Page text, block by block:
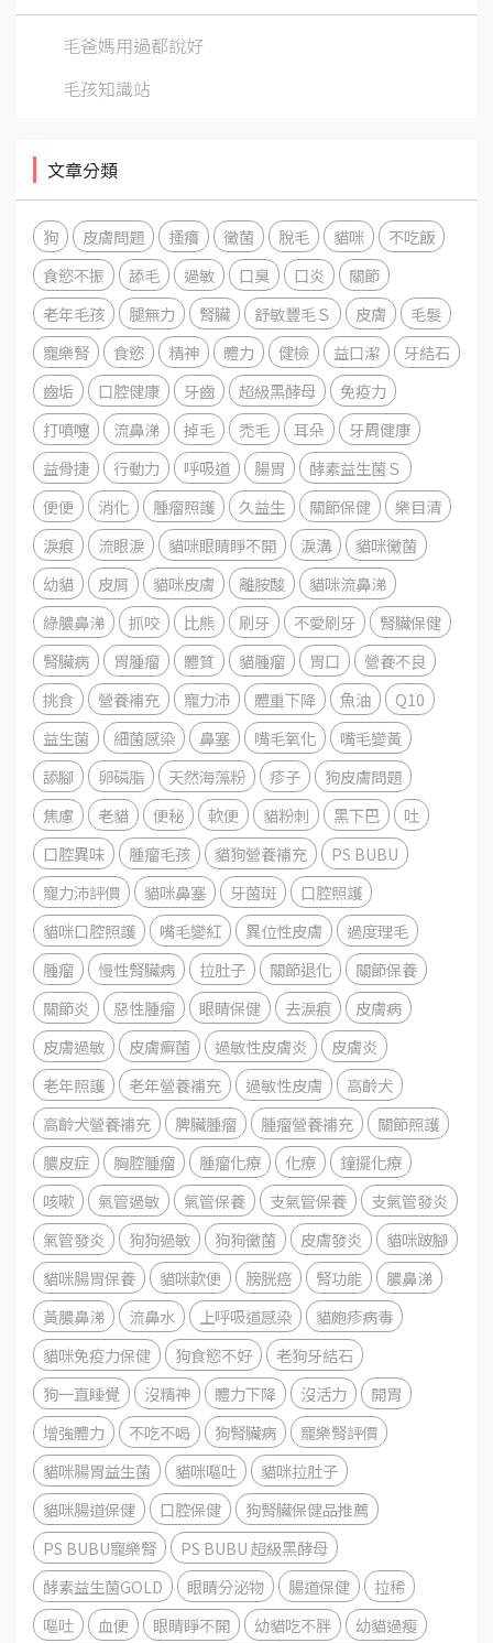
毛爸媽用過都說好
毛孩知識站
文章分類
狗 皮膚問題 搔癢 黴菌 脫毛 貓咪
不吃飯
食慾不振
舔毛 過敏 口臭 口炎
關節
老年毛孩
腿無力 腎臟 舒敏豐毛Ｓ 皮膚
毛髮
寵樂腎
食慾 精神 體力 健檢 益口潔
牙結石
齒垢
口腔健康 牙齒 超級黑酵母
免疫力
打噴嚏
流鼻涕 掉毛 禿毛 耳朵
牙周健康
益骨捷
行動力 呼吸道 腸胃
酵素益生菌Ｓ
便便
消化 腫瘤照護 久益生 關節保健
樂目清
淚痕
流眼淚 貓咪眼睛睜不開 淚溝
貓咪黴菌
幼貓
皮屑 貓咪皮膚 離胺酸
貓咪流鼻涕
綠膿鼻涕
抓咬 比熊 刷牙 不愛刷牙
腎臟保健
腎臟病
胃腫瘤 體質 貓腫瘤 胃口
營養不良
挑食
營養補充 寵力沛 體重下降 魚油
Q10
益生菌
細菌感染 鼻塞 嘴毛氧化
嘴毛變黃
舔腳
卵磷脂 天然海藻粉 疹子
狗皮膚問題
焦慮
老貓 便秘 軟便 貓粉刺 黑下巴
吐
口腔異味
腫瘤毛孩 貓狗營養補充
PS BUBU
寵力沛評價
貓咪鼻塞 牙菌斑
口腔照護
貓咪口腔照護
嘴毛變紅 異位性皮膚
過度理毛
腫瘤
慢性腎臟病 拉肚子 關節退化
關節保養
關節炎
惡性腫瘤 眼睛保健 去淚痕
皮膚病
皮膚過敏
皮膚癬菌 過敏性皮膚炎
皮膚炎
老年照護
老年營養補充 過敏性皮膚
高齡犬
高齡犬營養補充
脾臟腫瘤 腫瘤營養補充
關節照護
膿皮症
胸腔腫瘤 腫瘤化療 化療
鐘擺化療
咳嗽
氣管過敏 氣管保養 支氣管保養
支氣管發炎
氣管發炎
狗狗過敏 狗狗黴菌 皮膚發炎
貓咪跛腳
貓咪腸胃保養
貓咪軟便 膀胱癌 腎功能
膿鼻涕
黃膿鼻涕
流鼻水 上呼吸道感染
貓皰疹病毒
貓咪免疫力保健
狗食慾不好
老狗牙結石
狗一直睡覺
沒精神 體力下降 沒活力
開胃
增強體力
不吃不喝 狗腎臟病
寵樂腎評價
貓咪腸胃益生菌
貓咪嘔吐
貓咪拉肚子
貓咪腸道保健
口腔保健
狗腎臟保健品推薦
PS BUBU寵樂腎
PS BUBU 超級黑酵母
酵素益生菌GOLD
眼睛分泌物 腸道保健
拉稀
嘔吐
血便 眼睛睜不開 幼貓吃不胖
幼貓過瘦